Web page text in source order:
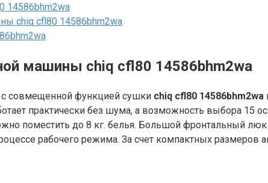
14586bhm2wa
chiq cfl80 14586bhm2wa
машины chiq cfl80 14586bhm2wa
с совмещенной функцией сушки chiq cfl80 14586bhm2wa
практически без шума, а возможность выбора 15
поместить до 8 кг. белья. Большой фронтальный
рабочего режима. За счет компактных размеров